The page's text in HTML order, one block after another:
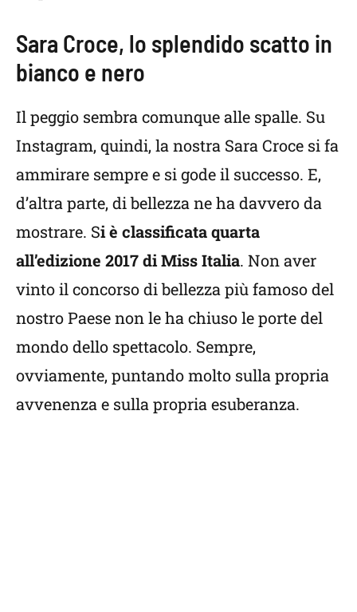
Sara Croce, lo splendido scatto in
bianco e nero
Il peggio sembra comunque alle spalle. Su
Instagram, quindi, la nostra Sara Croce si fa
ammirare sempre e si gode il successo. E,
d’altra parte, di bellezza ne ha davvero da
mostrare. Si è classificata quarta
all’edizione 2017 di Miss Italia. Non aver
vinto il concorso di bellezza più famoso del
nostro Paese non le ha chiuso le porte del
mondo dello spettacolo. Sempre,
ovviamente, puntando molto sulla propria
avvenenza e sulla propria esuberanza.